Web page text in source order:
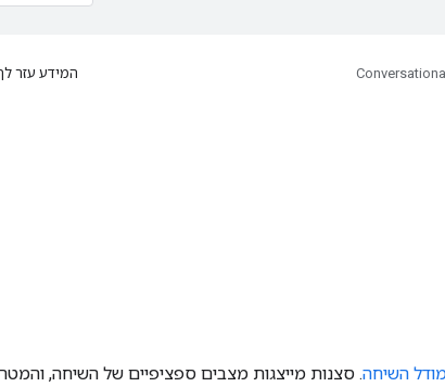
המידע עזר
השיחה. סצנות מייצגות מצבים ספציפיים של השיחה,